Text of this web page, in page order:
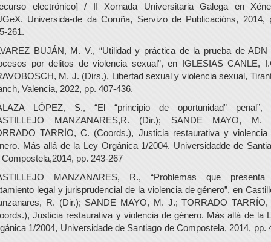
electrónico] / II Xornada Universitaria Galega en
Universida-de da Coruña, Servizo de Publicacións, 2014,
261.
BUJÁN, M. V., “Utilidad y práctica de la prueba de ADN
por delitos de violencia sexual”, en IGLESIAS CANLE,
M. J. (Dirs.), Libertad sexual y violencia sexual,
Valencia, 2022, pp. 407-436.
LÓPEZ, S., “El “principio de oportunidad” penal”,
MANZANARES,R. (Dir.); SANDE MAYO, M.
TARRÍO, C. (Coords.), Justicia restaurativa y violencia
Más allá de la Ley Orgánica 1/2004. Universidadde de
Compostela,2014, pp. 243-267
MANZANARES, R., “Problemas que
legal y jurisprudencial de la violencia de género”, en
R. (Dir.); SANDE MAYO, M. J.; TORRADO TARRÍO,
Justicia restaurativa y violencia de género. Más allá de la
1/2004, Universidade de Santiago de Compostela, 2014, pp.